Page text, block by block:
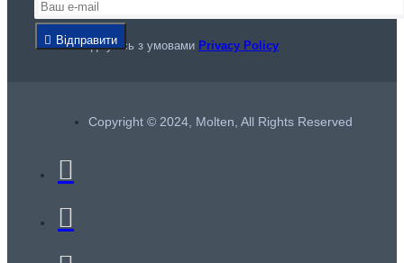
Відправити
Я погоджуюсь з умовами Privacy Policy
Copyright © 2024, Molten, All Rights Reserved